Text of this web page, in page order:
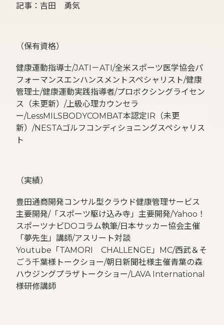
記事：吉田 勇気
（保有資格）
健康運動指導士/JATI－ATI/全米スポーツ医学協会パ
フォーマンスエンハンスメントスペシャリスト/健康
管理士/健康運動実践指導者/プロボクシングライセン
ス（未更新）/上級心理カウンセラ
ー/LessMILSBODYCOMBAT本認定IR（未更
新）/NESTAゴルフコンディショニングスペシャリス
ト
（実績）
豊田通商開発コンサル型クラウド健康管理サービス
主要開発/「スポーツ駆け込み寺」主要開発/Yahoo！
スポーツナビDOコラム執筆/日本サッカー協会主催
「夢先生」講師/アスリート対談
Youtube「TAMORI CHALLENGE」MC/西武＆そ
ごう千葉様トークショー/朝日新聞社様主催青葉の森
ハウジングプラザトークショー/LAVA International
様研修講師